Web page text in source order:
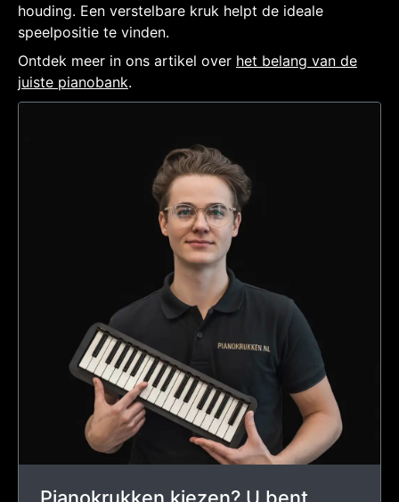
houding. Een verstelbare kruk helpt de ideale
speelpositie te vinden.
Ontdek meer in ons artikel over het belang van de
juiste pianobank.